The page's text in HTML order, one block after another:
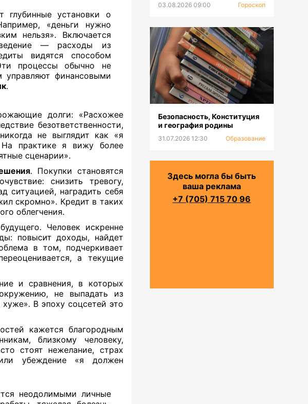
глубинные установки о
«деньги нужно
нельзя». Включается
— расходы из
видятся способом
процессы обычно не
финансовыми
.
долги: «Расхожее
безответственности,
не выглядит как «я
На практике я вижу более
сценарии».
. Покупки становятся
снизить тревогу,
ситуацией, наградить себя
скромно». Кредит в таких
облегчения.
Человек искренне
повысит доходы, найдет
в том, подчеркивает
а текущие
и сравнения, в которых
не выпадать из
В эпоху соцсетей это
кажется благородным
близкому человеку,
стоят нежелание, страх
убеждение «я должен
неодолимыми личные
03.08.2026 09:00 Гороскоп
Безопасность, Конституция
и география родины
31.07.2026 12:30 Образование
Здесь могла бы быть
ваша реклама
+7 (705) 715 70 96